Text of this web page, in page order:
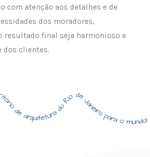
com atenção aos detalhes e de
dos moradores,
resultado final seja harmonioso e
dos clientes.